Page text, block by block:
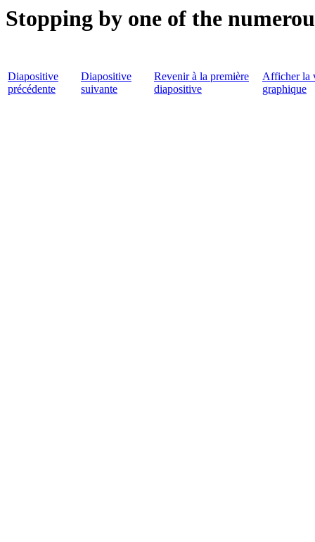
Stopping by one of the
Diapositive
précédente
Diapositive
suivante
Revenir à la première
diapositive
Afficher la
graphique